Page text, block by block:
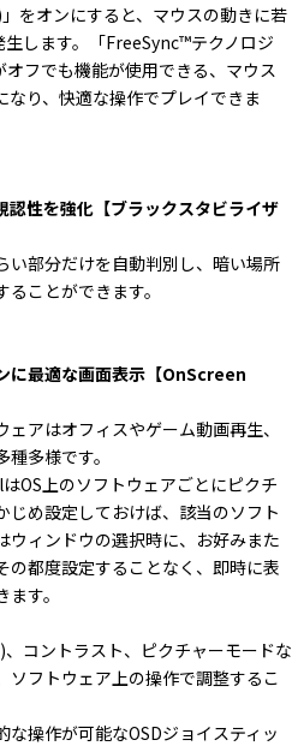
」をオンにすると、マウスの動きに若
します。「FreeSync™テクノロジ
オフでも機能が使用できる、マウス
なり、快適な操作でプレイできま
性を強化【ブラックスタビライザ
い部分だけを自動判別し、暗い場所
ことができます。
に最適な画面表示【OnScreen
アはオフィスやゲーム動画再生、
多様です。
OS上のソフトウェアごとにピクチ
じめ設定しておけば、該当のソフト
ウィンドウの選択時に、お好みまた
の都度設定することなく、即時に表
す。
コントラスト、ピクチャーモードな
ソフトウェア上の操作で調整するこ
な操作が可能なOSDジョイスティッ